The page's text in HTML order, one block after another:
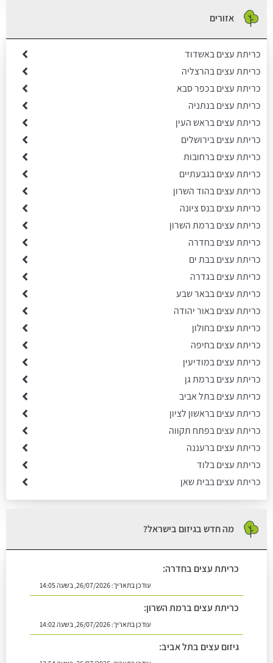
אזורים
כריתת עצים באשדוד
כריתת עצים בהרצליה
כריתת עצים בכפר סבא
כריתת עצים בנתניה
כריתת עצים בראש העין
כריתת עצים בירושלים
כריתת עצים ברחובות
כריתת עצים בגבעתיים
כריתת עצים בהוד השרון
כריתת עצים בנס ציונה
כריתת עצים ברמת השרון
כריתת עצים בחדרה
כריתת עצים בבת ים
כריתת עצים בגדרה
כריתת עצים בבאר שבע
כריתת עצים באור יהודה
כריתת עצים בחולון
כריתת עצים בחיפה
כריתת עצים במודיעין
כריתת עצים ברמת גן
כריתת עצים בתל אביב
כריתת עצים בראשון לציון
כריתת עצים בפתח תקווה
כריתת עצים ברעננה
כריתת עצים בלוד
כריתת עצים בבית שאן
מה חדש בגיזום בישראל?
כריתת עצים בחדרה:
עודכן בתאריך:26/07/2026, בשעה 14:05
כריתת עצים ברמת השרון:
עודכן בתאריך:26/07/2026, בשעה 14:02
גיזום עצים בתל אביב: